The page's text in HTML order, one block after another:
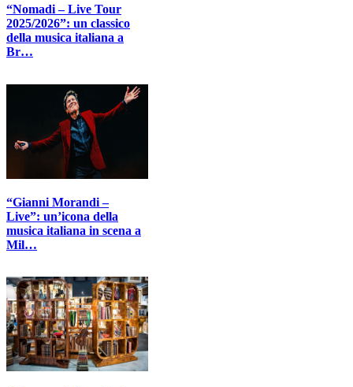
“Nomadi – Live Tour
2025/2026”: un classico
della musica italiana a
Br…
“Gianni Morandi –
Live”: un’icona della
musica italiana in scena a
Mil…